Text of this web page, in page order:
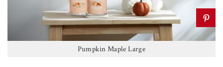
Pumpkin Maple Large